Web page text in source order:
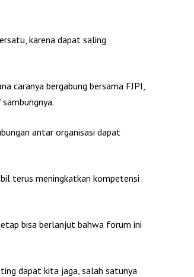
karena dapat saling
caranya bergabung bersama FJPI,
antar organisasi dapat
terus meningkatkan kompetensi
bisa berlanjut bahwa forum ini
dapat kita jaga, salah satunya